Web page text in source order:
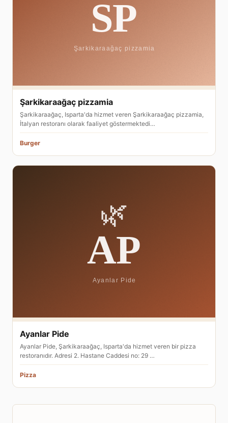
Şarkikaraağaç pizzamia
Şarkikaraağaç, Isparta'da hizmet veren Şarkikaraağaç pizzamia,
İtalyan restoranı olarak faaliyet göstermektedi…
Burger
Ayanlar Pide
Ayanlar Pide, Şarkikaraağaç, Isparta'da hizmet veren bir pizza
restoranıdır. Adresi 2. Hastane Caddesi no: 29 …
Pizza